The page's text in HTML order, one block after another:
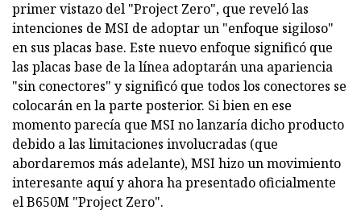
primer vistazo del "Project Zero", que reveló las
intenciones de MSI de adoptar un "enfoque sigiloso"
en sus placas base. Este nuevo enfoque significó que
las placas base de la línea adoptarán una apariencia
"sin conectores" y significó que todos los conectores se
colocarán en la parte posterior. Si bien en ese
momento parecía que MSI no lanzaría dicho producto
debido a las limitaciones involucradas (que
abordaremos más adelante), MSI hizo un movimiento
interesante aquí y ahora ha presentado oficialmente
el B650M "Project Zero".